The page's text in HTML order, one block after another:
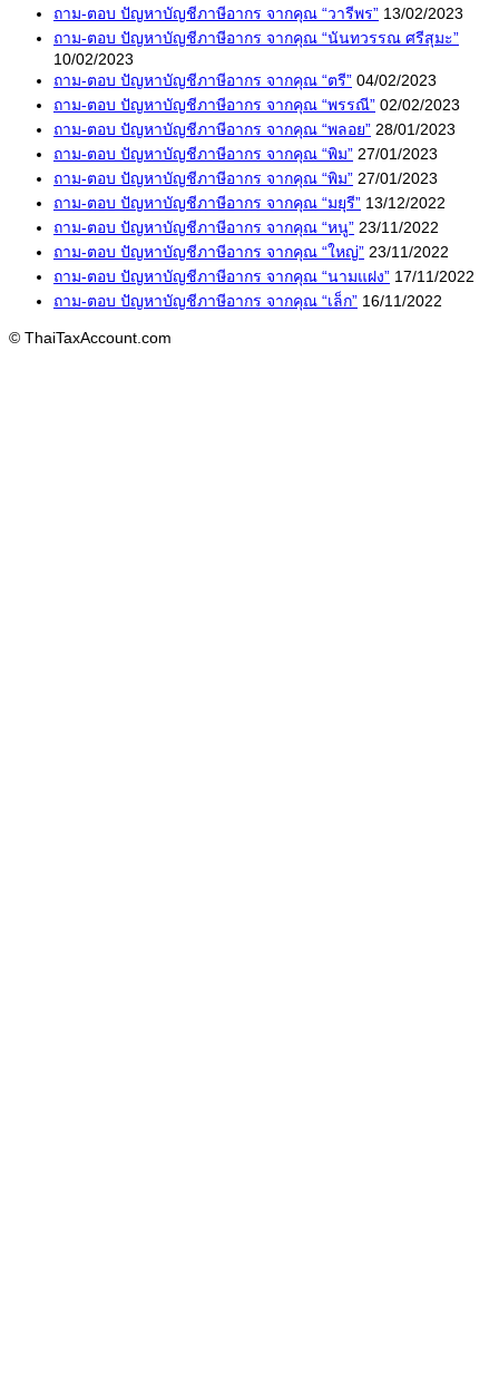
ถาม-ตอบ ปัญหาบัญชีภาษีอากร จากคุณ “วารีพร” 13/02/2023
ถาม-ตอบ ปัญหาบัญชีภาษีอากร จากคุณ “นันทวรรณ ศรีสุมะ”
10/02/2023
ถาม-ตอบ ปัญหาบัญชีภาษีอากร จากคุณ “ตรี” 04/02/2023
ถาม-ตอบ ปัญหาบัญชีภาษีอากร จากคุณ “พรรณี” 02/02/2023
ถาม-ตอบ ปัญหาบัญชีภาษีอากร จากคุณ “พลอย” 28/01/2023
ถาม-ตอบ ปัญหาบัญชีภาษีอากร จากคุณ “พิม” 27/01/2023
ถาม-ตอบ ปัญหาบัญชีภาษีอากร จากคุณ “พิม” 27/01/2023
ถาม-ตอบ ปัญหาบัญชีภาษีอากร จากคุณ “มยุรี” 13/12/2022
ถาม-ตอบ ปัญหาบัญชีภาษีอากร จากคุณ “หนู” 23/11/2022
ถาม-ตอบ ปัญหาบัญชีภาษีอากร จากคุณ “ใหญ่” 23/11/2022
ถาม-ตอบ ปัญหาบัญชีภาษีอากร จากคุณ “นามแฝง” 17/11/2022
ถาม-ตอบ ปัญหาบัญชีภาษีอากร จากคุณ “เล็ก” 16/11/2022
© ThaiTaxAccount.com